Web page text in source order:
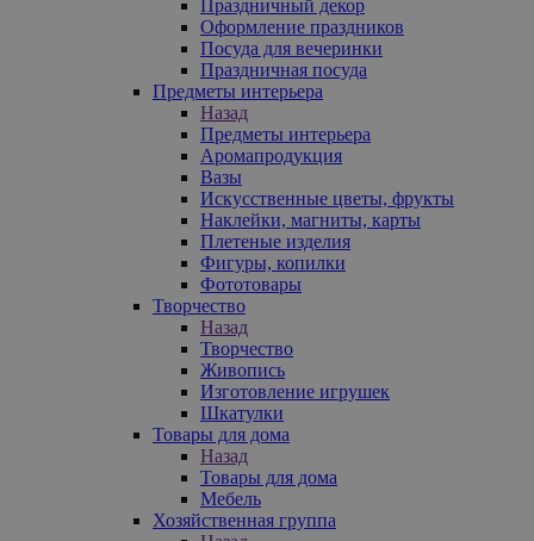
Праздничный декор
Оформление праздников
Посуда для вечеринки
Праздничная посуда
Предметы интерьера
Назад
Предметы интерьера
Аромапродукция
Вазы
Искусственные цветы, фрукты
Наклейки, магниты, карты
Плетеные изделия
Фигуры, копилки
Фототовары
Творчество
Назад
Творчество
Живопись
Изготовление игрушек
Шкатулки
Товары для дома
Назад
Товары для дома
Мебель
Хозяйственная группа